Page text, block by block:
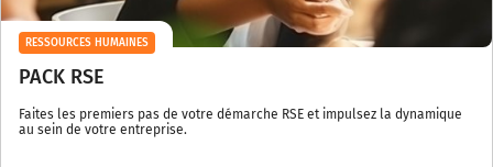
RESSOURCES HUMAINES
PACK RSE
Faites les premiers pas de votre démarche RSE et impulsez la dynamique
au sein de votre entreprise.